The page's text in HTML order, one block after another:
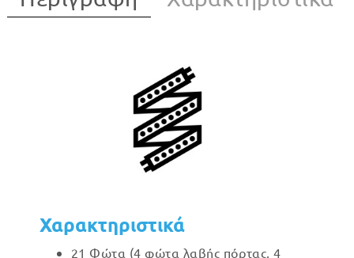
Χαρακτηριστικά
21 Φώτα (4 φώτα λαβής πόρτας, 4